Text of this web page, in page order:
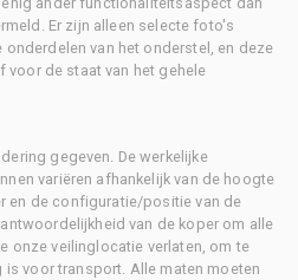
Er zijn alleen selecte foto's
van het onderstel, en deze
voor de staat van het gehele
gegeven. De werkelijke
variëren afhankelijk van de hoogte
en de configuratie/positie van de
van de koper om alle
onze veilinglocatie verlaten, om te
voor transport. Alle maten moeten